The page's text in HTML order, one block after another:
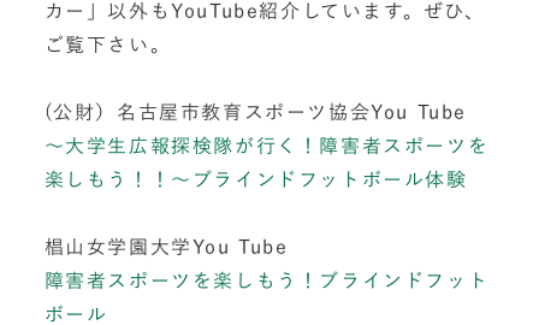
カー」以外もYouTube紹介しています。ぜひ、
ご覧下さい。
(公財）名古屋市教育スポーツ協会You Tube
～大学生広報探検隊が行く！障害者スポーツを
楽しもう！！～ブラインドフットボール体験
椙山女学園大学You Tube
障害者スポーツを楽しもう！ブラインドフット
ボール